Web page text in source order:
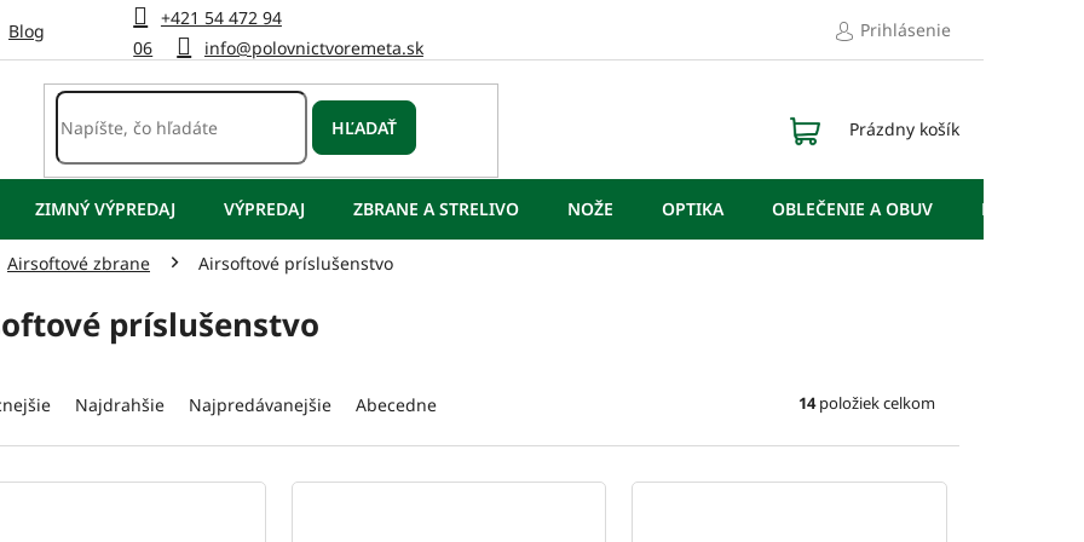
+421 54 472 94
06
info@polovnictvoremeta.sk
Blog Prihlásenie
HĽADAŤ
NÁKUPNÝ
Prázdny košík
ZIMNÝ VÝPREDAJ VÝPREDAJ ZBRANE A STRELIVO NOŽE OPTIKA OBLEČENIE A OBUV DOPLNKY
Airsoftové zbrane Airsoftové príslušenstvo
príslušenstvo
Najdrahšie Najpredávanejšie Abecedne 14položiek celkom